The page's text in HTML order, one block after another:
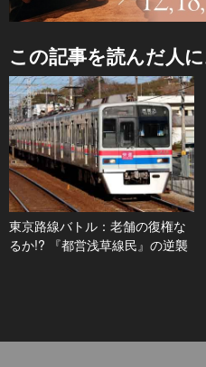
この記事を読んだ人
東京路線バトル：老舗の復権な
るか!? 『都営浅草線民』の逆襲